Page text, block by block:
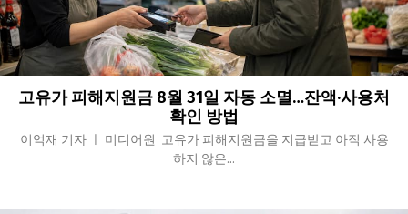
고유가 피해지원금 8월 31일 자동 소멸…잔액·사용처
확인 방법
이억재 기자 ㅣ 미디어원 고유가 피해지원금을 지급받고 아직 사용
하지 않은...